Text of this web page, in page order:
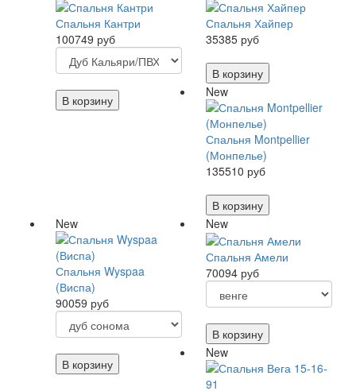
Спальня Кантри
100749 руб
В корзину
Спальня Хайпер
35385 руб
В корзину
New
Спальня Montpellier
(Монпелье)
135510 руб
В корзину
New
Спальня Wyspaa
(Виспа)
90059 руб
В корзину
New
Спальня Амели
70094 руб
В корзину
New